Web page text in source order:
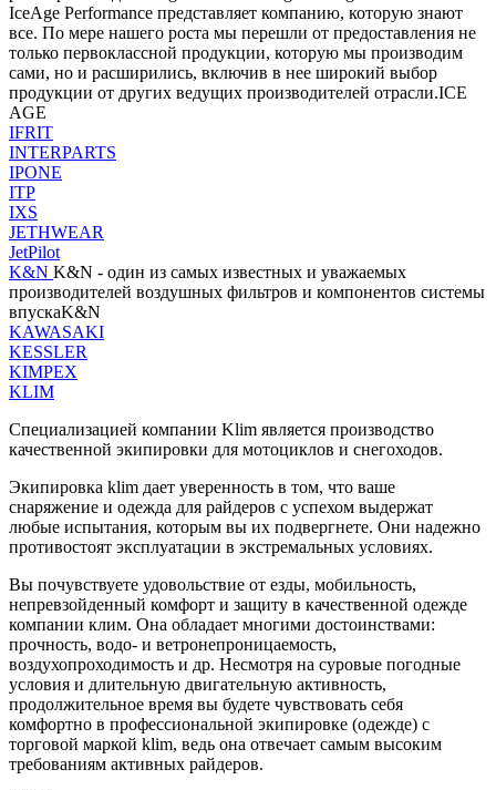
IceAge Performance представляет компанию, которую знают
все. По мере нашего роста мы перешли от предоставления не
только первоклассной продукции, которую мы производим
сами, но и расширились, включив в нее широкий выбор
продукции от других ведущих производителей отрасли.ICE
AGE
IFRIT
INTERPARTS
IPONE
ITP
IXS
JETHWEAR
JetPilot
K&N K&N - один из самых известных и уважаемых
производителей воздушных фильтров и компонентов системы
впускаK&N
KAWASAKI
KESSLER
KIMPEX
KLIM
Специализацией компании Klim является производство
качественной экипировки для мотоциклов и снегоходов.
Экипировка klim дает уверенность в том, что ваше
снаряжение и одежда для райдеров с успехом выдержат
любые испытания, которым вы их подвергнете. Они надежно
противостоят эксплуатации в экстремальных условиях.
Вы почувствуете удовольствие от езды, мобильность,
непревзойденный комфорт и защиту в качественной одежде
компании клим. Она обладает многими достоинствами:
прочность, водо- и ветронепроницаемость,
воздухопроходимость и др. Несмотря на суровые погодные
условия и длительную двигательную активность,
продолжительное время вы будете чувствовать себя
комфортно в профессиональной экипировке (одежде) с
торговой маркой klim, ведь она отвечает самым высоким
требованиям активных райдеров.